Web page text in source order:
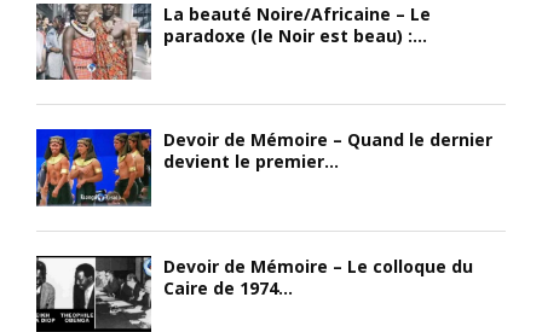
La beauté Noire/Africaine – Le
paradoxe (le Noir est beau) :...
Devoir de Mémoire – Quand le dernier
devient le premier...
Devoir de Mémoire – Le colloque du
Caire de 1974...